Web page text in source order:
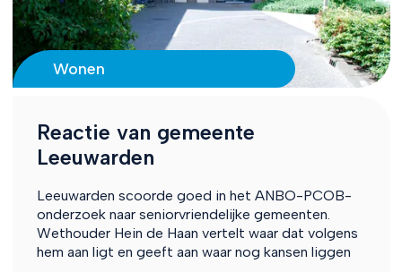
Wonen
Reactie van gemeente
Leeuwarden
Leeuwarden scoorde goed in het ANBO-PCOB-
onderzoek naar seniorvriendelijke gemeenten.
Wethouder Hein de Haan vertelt waar dat volgens
hem aan ligt en geeft aan waar nog kansen liggen